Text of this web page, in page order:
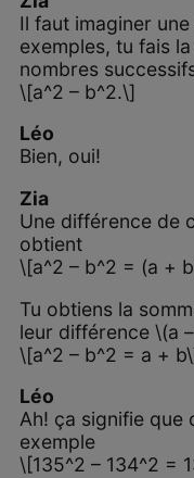
Il faut imaginer
exemples, tu fais
nombres
\[a^2 – b^2.\]
Léo
Bien, oui!
Zia
Une différence de
obtient
\[a^2 – b^2 = (a +
Tu obtiens la
leur différence \(a
\[a^2 – b^2 = a +
Léo
Ah! ça signifie que
exemple
\[135^2 – 134^2 =